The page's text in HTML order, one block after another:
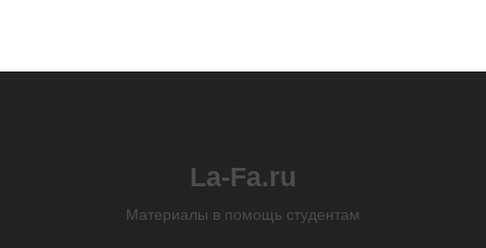
La-Fa.ru
Материалы в помощь студентам